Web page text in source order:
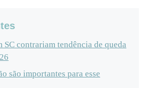
SC contrariam tendência de queda
são importantes para esse